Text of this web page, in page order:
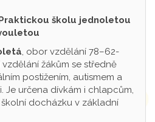
školu jednoletou
, obor vzdělání 78–62-
žákům se středně
postižením, autismem a
Je určena dívkám i chlapcům,
docházku v základní